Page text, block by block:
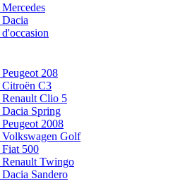
208
C3
Renault Clio 5
Spring
2008
Volkswagen Golf
500
Renault Twingo
Sandero